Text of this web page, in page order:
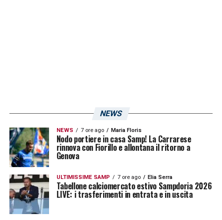
NEWS
NEWS 7 ore ago Maria Floris
Nodo portiere in casa Samp! La Carrarese
rinnova con Fiorillo e allontana il ritorno a
Genova
ULTIMISSIME SAMP 7 ore ago Elia Serra
Tabellone calciomercato estivo Sampdoria 2026
LIVE: i trasferimenti in entrata e in uscita